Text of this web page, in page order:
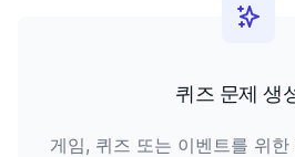
퀴즈 문제 생
게임, 퀴즈 또는 이벤트를 위